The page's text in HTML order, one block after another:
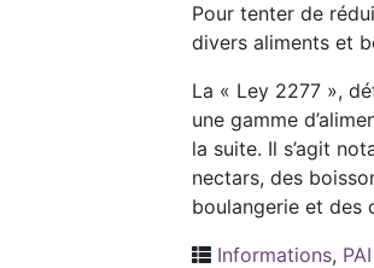
Pour tenter de
divers aliments et
La « Ley 2277 »,
une gamme
la suite. Il s’agit
nectars, des
boulangerie et des
Informations,